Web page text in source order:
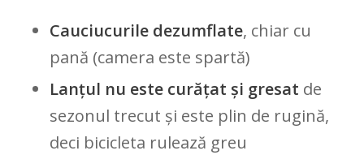
Cauciucurile dezumflate, chiar cu
pană (camera este spartă)
Lanțul nu este curățat și gresat de
sezonul trecut și este plin de rugină,
deci bicicleta rulează greu